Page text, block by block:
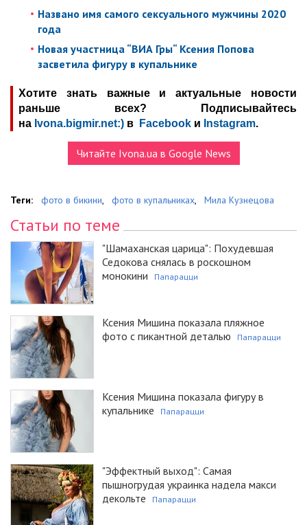
Названо имя самого сексуального мужчины 2020
года
Новая участница “ВИА Гры“ Ксения Попова
засветила фигуру в купальнике
Хотите знать важные и актуальные новости
раньше всех? Подписывайтесь
на Ivona.bigmir.net:) в Facebook и Instagram.
Читайте Ivona.ua в Google News
Теги: фото в бикини, фото в купальниках, Мила Кузнецова
Статьи по теме
"Шамаханская царица": Похудевшая
Седокова снялась в роскошном
монокини
Папарацци
Ксения Мишина показала пляжное
фото с пикантной деталью
Папарацци
Ксения Мишина показала фигуру в
купальнике
Папарацци
"Эффектный выход": Самая
пышногрудая украинка надела макси
декольте
Папарацци